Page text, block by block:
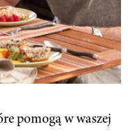
pomogą w waszej